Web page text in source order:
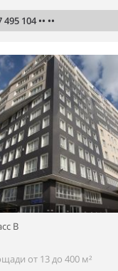
495 104 •• ••
B
от 13 до 400 м²